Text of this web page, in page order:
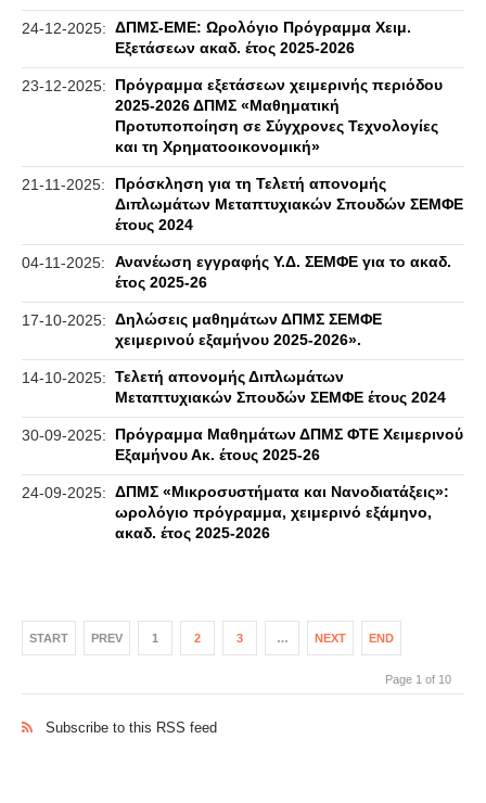
24-12-2025: ΔΠΜΣ-ΕΜΕ: Ωρολόγιο Πρόγραμμα Χειμ.
Εξετάσεων ακαδ. έτος 2025-2026
23-12-2025:
Πρόγραμμα εξετάσεων χειμερινής περιόδου
2025-2026 ΔΠΜΣ «Μαθηματική
Προτυποποίηση σε Σύγχρονες Τεχνολογίες
και τη Χρηματοοικονομική»
21-11-2025:
Πρόσκληση για τη Τελετή απονομής
Διπλωμάτων Μεταπτυχιακών Σπουδών ΣΕΜΦΕ
έτους 2024
04-11-2025:
Ανανέωση εγγραφής Υ.Δ. ΣΕΜΦΕ για το ακαδ.
έτος 2025-26
17-10-2025: Δηλώσεις μαθημάτων ΔΠΜΣ ΣΕΜΦΕ
χειμερινού εξαμήνου 2025-2026».
14-10-2025: Τελετή απονομής Διπλωμάτων
Μεταπτυχιακών Σπουδών ΣΕΜΦΕ έτους 2024
30-09-2025:
Πρόγραμμα Μαθημάτων ΔΠΜΣ ΦΤΕ Χειμερινού
Εξαμήνου Ακ. έτους 2025-26
24-09-2025: ΔΠΜΣ «Μικροσυστήματα και Νανοδιατάξεις»:
ωρολόγιο πρόγραμμα, χειμερινό εξάμηνο,
ακαδ. έτος 2025-2026
START PREV 1 2 3 … NEXT END
Page 1 of 10
Subscribe to this RSS feed